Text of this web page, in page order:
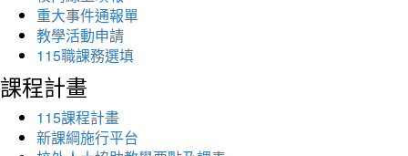
重大事件通報單
教學活動申請
115職課務選填
課程計畫
115課程計畫
新課綱施行平台